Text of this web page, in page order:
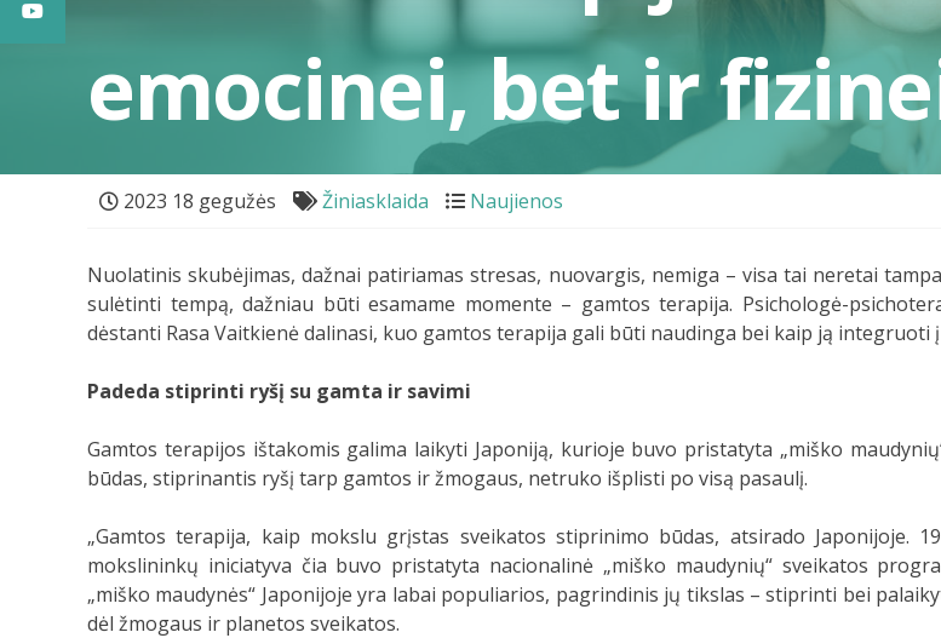
emocinei, bet ir
2023 18 gegužės Žiniasklaida Naujienos
Nuolatinis skubėjimas, dažnai patiriamas stresas, nuovargis, nemiga – visa tai neretai
sulėtinti tempą, dažniau būti esamame momente – gamtos terapija. Psichologė-
dėstanti Rasa Vaitkienė dalinasi, kuo gamtos terapija gali būti naudinga bei kaip ją integruoti
Padeda stiprinti ryšį su gamta ir savimi
Gamtos terapijos ištakomis galima laikyti Japoniją, kurioje buvo pristatyta „miško
būdas, stiprinantis ryšį tarp gamtos ir žmogaus, netruko išplisti po visą pasaulį.
„Gamtos terapija, kaip mokslu grįstas sveikatos stiprinimo būdas, atsirado Japonijoje.
mokslininkų iniciatyva čia buvo pristatyta nacionalinė „miško maudynių“ sveikatos
„miško maudynės“ Japonijoje yra labai populiarios, pagrindinis jų tikslas – stiprinti bei
dėl žmogaus ir planetos sveikatos.